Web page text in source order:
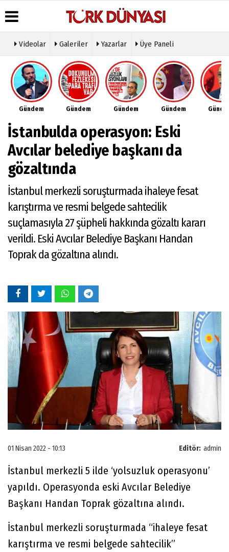
Üye Paneli
Haber
Arşivi
Gazete
Arşivi
Günün
Haberleri
Hava
Durumu
Gazete
Manşetleri
Anketler
Köşe
Yazarları
Video
Galeri
Foto
Etkinlikler
Künye
İletişim
Çerez
Politikası
İlkeleri
Videolar Galeriler Yazarlar Üye Paneli
Gündem Gündem Gündem Gündem
İstanbulda operasyon: Eski
Avcılar belediye başkanı da
gözaltında
İstanbul merkezli soruşturmada ihaleye fesat
karıştırma ve resmi belgede sahtecilik
suçlamasıyla 27 şüpheli hakkında gözaltı kararı
verildi. Eski Avcılar Belediye Başkanı Handan
Toprak da gözaltına alındı.
Editör: admin
01 Nisan 2022 - 10:13
İstanbul merkezli 5 ilde ‘yolsuzluk operasyonu’
yapıldı. Operasyonda eski Avcılar Belediye
Başkanı Handan Toprak gözaltına alındı.
İstanbul merkezli soruşturmada “ihaleye fesat
karıştırma ve resmi belgede sahtecilik”